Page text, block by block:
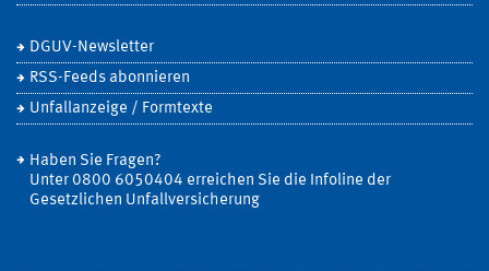
DGUV-Newsletter
RSS-Feeds abonnieren
Unfallanzeige / Formtexte
Haben Sie Fragen?
Unter 0800 6050404 erreichen Sie die Infoline der
Gesetzlichen Unfallversicherung